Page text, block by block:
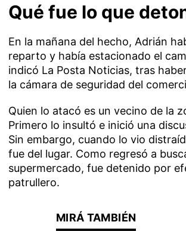
Qué fue lo que
En la mañana del hecho, Adrián
reparto y había estacionado el
indicó La Posta Noticias, tras
la cámara de seguridad del
Quien lo atacó es un vecino de la
Primero lo insultó e inició una
Sin embargo, cuando lo vio
fue del lugar. Como regresó a
supermercado, fue detenido por
patrullero.